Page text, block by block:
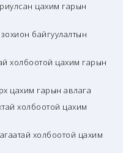
цахим гарын
байгуулалтын
холбоотой цахим гарын
цахим гарын авлага
холбоотой цахим
холбоотой цахим